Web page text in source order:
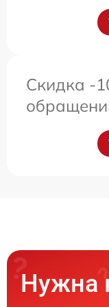
Скидка -
Нужна